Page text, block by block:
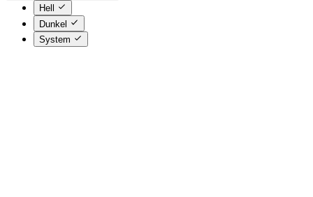
Hell
Dunkel
System